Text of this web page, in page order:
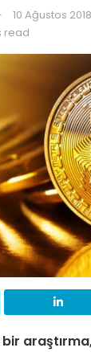
10 Ağustos 2018
read
bir